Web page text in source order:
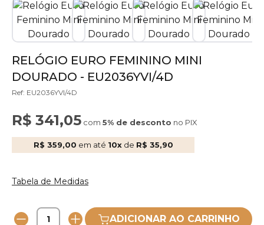
RELÓGIO EURO FEMININO MINI
DOURADO - EU2036YVI/4D
Ref: EU2036YVI/4D
R$ 341,05 com 5% de desconto no PIX
R$ 359,00 em até 10xde R$ 35,90
Tabela de Medidas
ADICIONAR AO CARRINHO